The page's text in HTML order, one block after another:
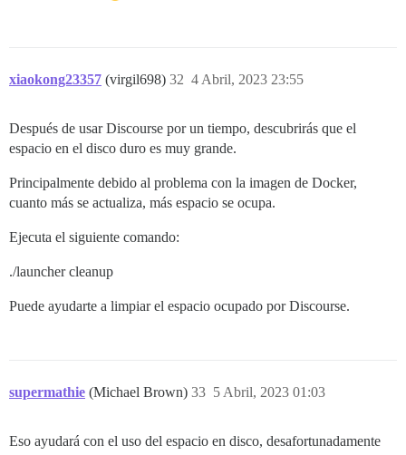
xiaokong23357 (virgil698) 4 Abril, 2023 23:55
32
Después de usar Discourse por un tiempo, descubrirás que el
espacio en el disco duro es muy grande.
Principalmente debido al problema con la imagen de Docker,
cuanto más se actualiza, más espacio se ocupa.
Ejecuta el siguiente comando:
./launcher cleanup
Puede ayudarte a limpiar el espacio ocupado por Discourse.
supermathie (Michael Brown) 5 Abril, 2023 01:03
33
Eso ayudará con el uso del espacio en disco, desafortunadamente